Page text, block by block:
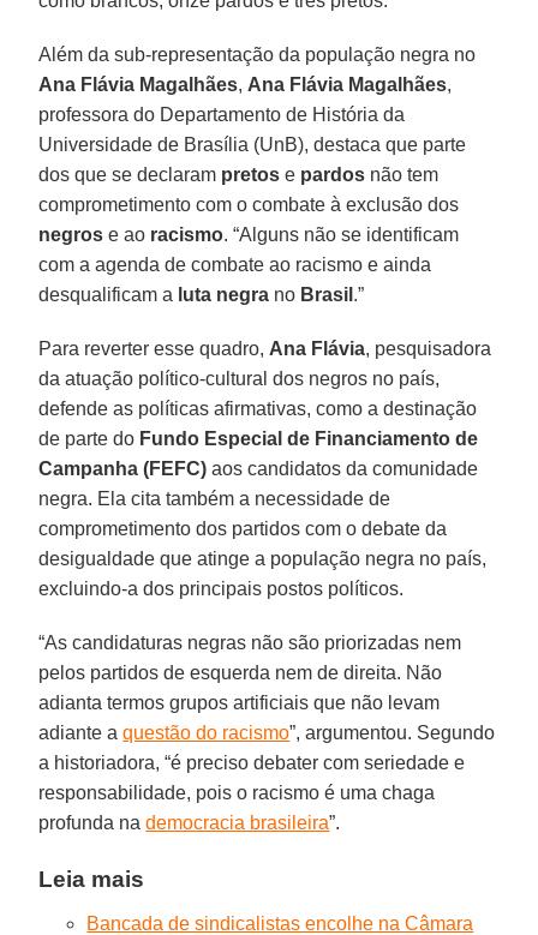
Além da sub-representação da população negra no
Ana Flávia Magalhães, Ana Flávia Magalhães,
professora do Departamento de História da
Universidade de Brasília (UnB), destaca que parte
dos que se declaram pretos e pardos não tem
comprometimento com o combate à exclusão dos
negros e ao racismo. “Alguns não se identificam
com a agenda de combate ao racismo e ainda
desqualificam a luta negra no Brasil .”
Para reverter esse quadro, Ana Flávia, pesquisadora
da atuação político-cultural dos negros no país,
defende as políticas afirmativas, como a destinação
de parte do Fundo Especial de Financiamento de
Campanha (FEFC) aos candidatos da comunidade
negra. Ela cita também a necessidade de
comprometimento dos partidos com o debate da
desigualdade que atinge a população negra no país,
excluindo-a dos principais postos políticos.
“As candidaturas negras não são priorizadas nem
pelos partidos de esquerda nem de direita. Não
adianta termos grupos artificiais que não levam
adiante aquestão do racismo”, argumentou. Segundo
a historiadora, “é preciso debater com seriedade e
responsabilidade, pois o racismo é uma chaga
profunda nademocracia brasileira”.
Leia mais
Bancada de sindicalistas encolhe na Câmara